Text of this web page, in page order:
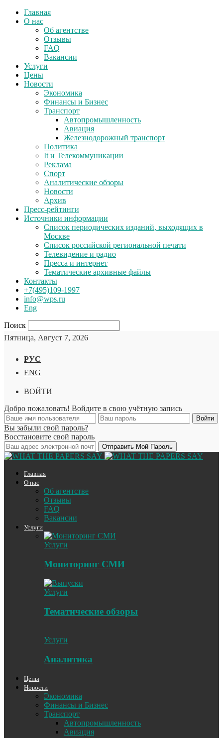
Главная
О нас
Об агентстве
Отзывы
FAQ
Вакансии
Услуги
Цены
Новости
Экономика
Финансы и Бизнес
Транспорт
Автопромышленность
Авиация
Железнодорожный транспорт
Политика
It и Телекоммуникации
Реклама
Спорт
Аналитические обзоры
Новости
Архив
Пресс-рейтинги
Источники информации
Список периодических изданий, выходящих в
Москве
Список российской региональной печати
Телевидение и радио
Пресса и интернет
Тематические архивные файлы
Контакты
+7(495)109-1997
info@wps.ru
Eng
Поиск
Пятница, Август 7, 2026
РУС
ENG
ВОЙТИ
Добро пожаловать! Войдите в свою учётную запись
Вы забыли свой пароль?
Восстановите свой пароль
Главная
О нас
Об агентстве
Отзывы
FAQ
Вакансии
Услуги
Услуги
Мониторинг СМИ
Услуги
Тематические обзоры
Услуги
Аналитика
Цены
Новости
Экономика
Финансы и Бизнес
Транспорт
Автопромышленность
Авиация